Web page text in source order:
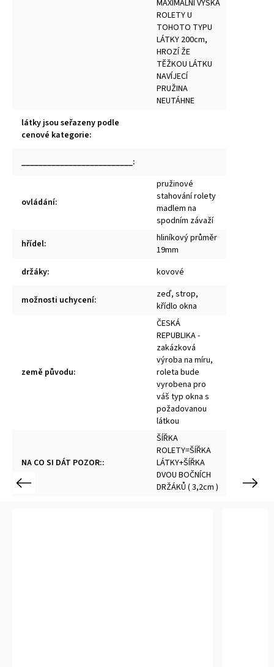
MAXIMÁLNÍ VÝŠKA
ROLETY U
TOHOTO TYPU
LÁTKY 200cm,
HROZÍ ŽE
TĚŽKOU LÁTKU
NAVÍJECÍ
PRUŽINA
NEUTÁHNE
látky jsou seřazeny podle
cenové kategorie:
:
ovládání:
pružinové
stahování rolety
madlem na
spodním závaží
hřídel:
hliníkový průměr
19mm
držáky: kovové
možnosti uchycení:
zeď, strop,
křídlo okna
země původu:
ČESKÁ
REPUBLIKA -
zakázková
výroba na míru,
roleta bude
vyrobena pro
váš typ okna s
požadovanou
látkou
NA CO SI DÁT POZOR::
ŠÍŘKA
ROLETY=ŠÍŘKA
LÁTKY+ŠÍŘKA
DVOU BOČNÍCH
DRŽÁKŮ ( 3,2cm )
Previous Next